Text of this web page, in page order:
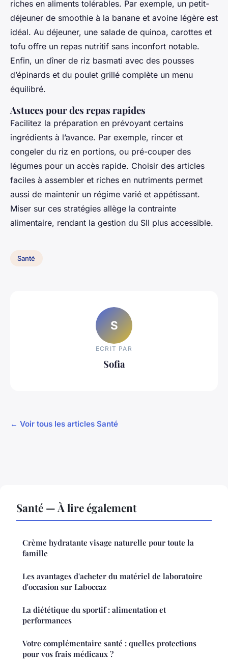
riches en aliments tolérables. Par exemple, un petit-
déjeuner de smoothie à la banane et avoine légère est
idéal. Au déjeuner, une salade de quinoa, carottes et
tofu offre un repas nutritif sans inconfort notable.
Enfin, un dîner de riz basmati avec des pousses
d’épinards et du poulet grillé complète un menu
équilibré.
Astuces pour des repas rapides
Facilitez la préparation en prévoyant certains
ingrédients à l’avance. Par exemple, rincer et
congeler du riz en portions, ou pré-couper des
légumes pour un accès rapide. Choisir des articles
faciles à assembler et riches en nutriments permet
aussi de maintenir un régime varié et appétissant.
Miser sur ces stratégies allège la contrainte
alimentaire, rendant la gestion du SII plus accessible.
Santé
S
ECRIT PAR
Sofia
← Voir tous les articles Santé
Santé — À lire également
Crème hydratante visage naturelle pour toute la
famille
Les avantages d'acheter du matériel de laboratoire
d'occasion sur Laboccaz
La diététique du sportif : alimentation et
performances
Votre complémentaire santé : quelles protections
pour vos frais médicaux ?